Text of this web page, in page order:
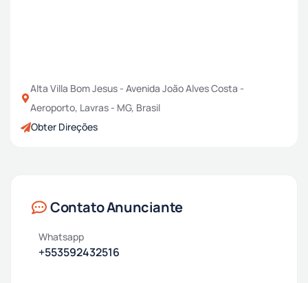
Alta Villa Bom Jesus - Avenida João Alves Costa -
Aeroporto, Lavras - MG, Brasil
Obter Direções
Contato Anunciante
Whatsapp
+553592432516